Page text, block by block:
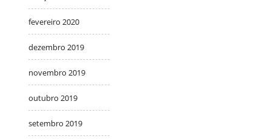
fevereiro 2020
dezembro 2019
novembro 2019
outubro 2019
setembro 2019